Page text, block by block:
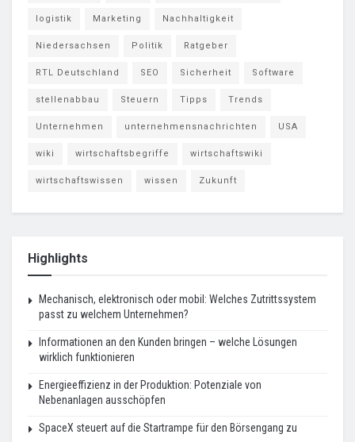
logistik Marketing Nachhaltigkeit
Niedersachsen Politik Ratgeber
RTL Deutschland SEO Sicherheit Software
stellenabbau Steuern Tipps Trends
Unternehmen unternehmensnachrichten USA
wiki wirtschaftsbegriffe wirtschaftswiki
wirtschaftswissen wissen Zukunft
Highlights
Mechanisch, elektronisch oder mobil: Welches Zutrittssystem
passt zu welchem Unternehmen?
Informationen an den Kunden bringen – welche Lösungen
wirklich funktionieren
Energieeffizienz in der Produktion: Potenziale von
Nebenanlagen ausschöpfen
SpaceX steuert auf die Startrampe für den Börsengang zu